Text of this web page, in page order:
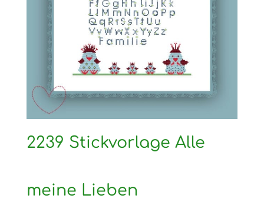
2239 Stickvorlage Alle
meine Lieben